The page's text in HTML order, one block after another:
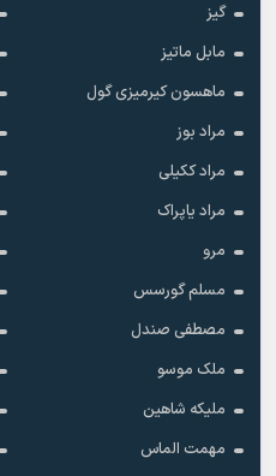
گیز
مابل ماتیز
ماهسون کیرمیزی گول
مراد بوز
مراد ککیلی
مراد یاپراک
مرو
مسلم گورسس
مصطفی صندل
ملک موسو
ملیکه شاهین
مهمت الماس